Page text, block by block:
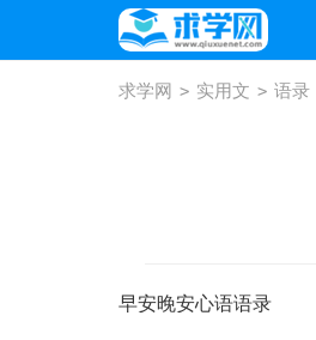
求学网 > 实用文 > 语录
早安晚安心语语录